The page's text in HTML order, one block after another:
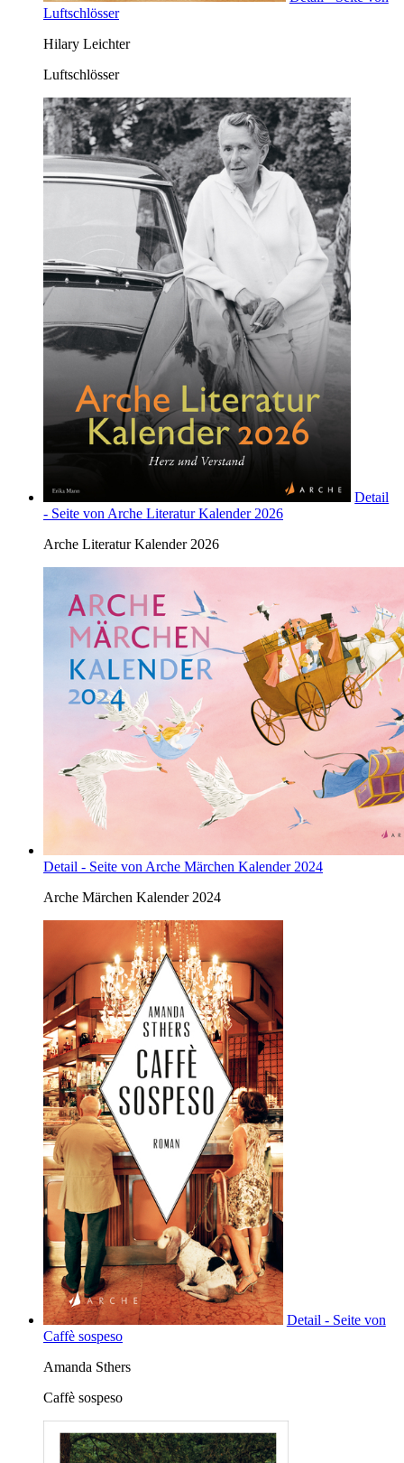
Luftschlösser
Hilary Leichter
Luftschlösser
Detail
- Seite von Arche Literatur Kalender 2026
Arche Literatur Kalender 2026
Detail - Seite von Arche Märchen Kalender 2024
Arche Märchen Kalender 2024
Detail - Seite von
Caffè sospeso
Amanda Sthers
Caffè sospeso